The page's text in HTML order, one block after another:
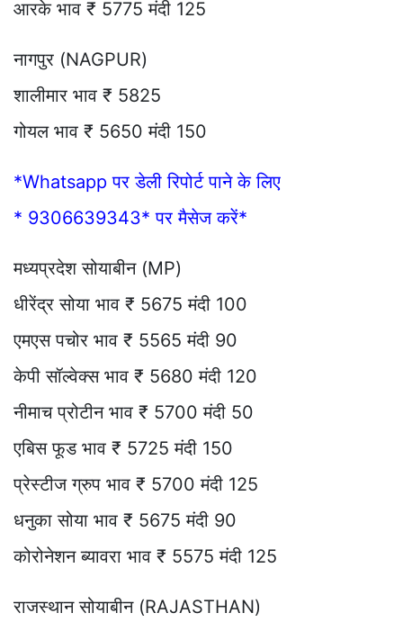
आरके भाव ₹ 5775 मंदी 125
नागपुर (NAGPUR)
शालीमार भाव ₹ 5825
गोयल भाव ₹ 5650 मंदी 150
*Whatsapp पर डेली रिपोर्ट पाने के लिए
* 9306639343* पर मैसेज करें*
मध्यप्रदेश सोयाबीन (MP)
धीरेंद्र सोया भाव ₹ 5675 मंदी 100
एमएस पचोर भाव ₹ 5565 मंदी 90
केपी सॉल्वेक्स भाव ₹ 5680 मंदी 120
नीमाच प्रोटीन भाव ₹ 5700 मंदी 50
एबिस फूड भाव ₹ 5725 मंदी 150
प्रेस्टीज ग्रुप भाव ₹ 5700 मंदी 125
धनुका सोया भाव ₹ 5675 मंदी 90
कोरोनेशन ब्यावरा भाव ₹ 5575 मंदी 125
राजस्थान सोयाबीन (RAJASTHAN)